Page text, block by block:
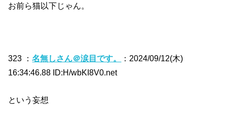
お前ら猫以下じゃん。
323 ：名無しさん＠涙目です。
：2024/09/12(木)
16:34:46.88 ID:H/wbKI8V0.net
という妄想